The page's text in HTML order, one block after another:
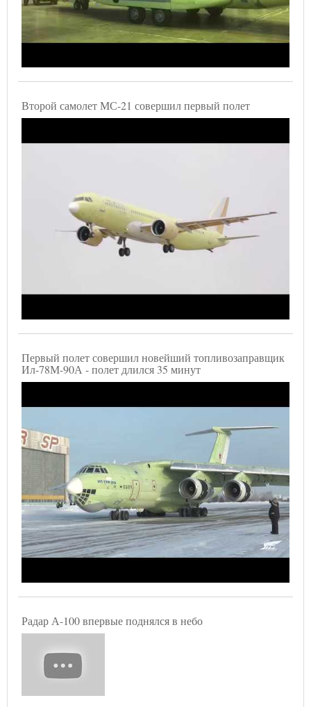
Второй самолет МС-21 совершил первый полет
Первый полет совершил новейший топливозаправщик
Ил-78М-90А - полет длился 35 минут
Радар А-100 впервые поднялся в небо